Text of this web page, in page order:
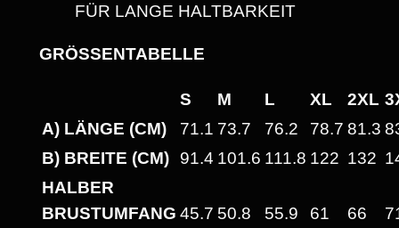
H
T
M
T
FÜR LANGE HALTBARKEIT
GRÖSSENTABELLE
S M L XL 2XL
A) LÄNGE (CM)
71.1 73.7 76.2 78.7 81.3
B) BREITE (CM)
91.4 101.6 111.8 122 132
HALBER
BRUSTUMFANG 45.7 50.8 55.9 61 66